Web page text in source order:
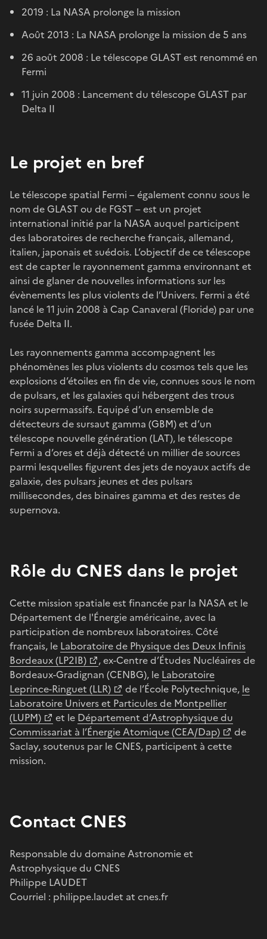
2019 : La NASA prolonge la mission
Août 2013 : La NASA prolonge la mission de 5 ans
26 août 2008 : Le télescope GLAST est renommé en
Fermi
11 juin 2008 : Lancement du télescope GLAST par
Delta II
Le projet en bref
Le télescope spatial Fermi – également connu sous le
nom de GLAST ou de FGST – est un projet
international initié par la NASA auquel participent
des laboratoires de recherche français, allemand,
italien, japonais et suédois. L’objectif de ce télescope
est de capter le rayonnement gamma environnant et
ainsi de glaner de nouvelles informations sur les
évènements les plus violents de l’Univers. Fermi a été
lancé le 11 juin 2008 à Cap Canaveral (Floride) par une
fusée Delta II.
Les rayonnements gamma accompagnent les
phénomènes les plus violents du cosmos tels que les
explosions d’étoiles en fin de vie, connues sous le nom
de pulsars, et les galaxies qui hébergent des trous
noirs supermassifs. Equipé d’un ensemble de
détecteurs de sursaut gamma (GBM) et d’un
télescope nouvelle génération (LAT), le télescope
Fermi a d’ores et déjà détecté un millier de sources
parmi lesquelles figurent des jets de noyaux actifs de
galaxie, des pulsars jeunes et des pulsars
millisecondes, des binaires gamma et des restes de
supernova.
Rôle du CNES dans le projet
Cette mission spatiale est financée par la NASA et le
Département de l'Énergie américaine, avec la
participation de nombreux laboratoires. Côté
français, le Laboratoire de Physique des Deux Infinis
Bordeaux (LP2IB)
, ex-Centre d’Études Nucléaires de
Bordeaux-Gradignan (CENBG), le Laboratoire
Leprince-Ringuet (LLR)
de l’École Polytechnique, le
Laboratoire Univers et Particules de Montpellier
(LUPM)
et le Département d’Astrophysique du
Commissariat à l’Énergie Atomique (CEA/Dap)
de
Saclay, soutenus par le CNES, participent à cette
mission.
Contact CNES
Responsable du domaine Astronomie et
Astrophysique du CNES
Philippe LAUDET
Courriel : philippe.laudet at cnes.fr